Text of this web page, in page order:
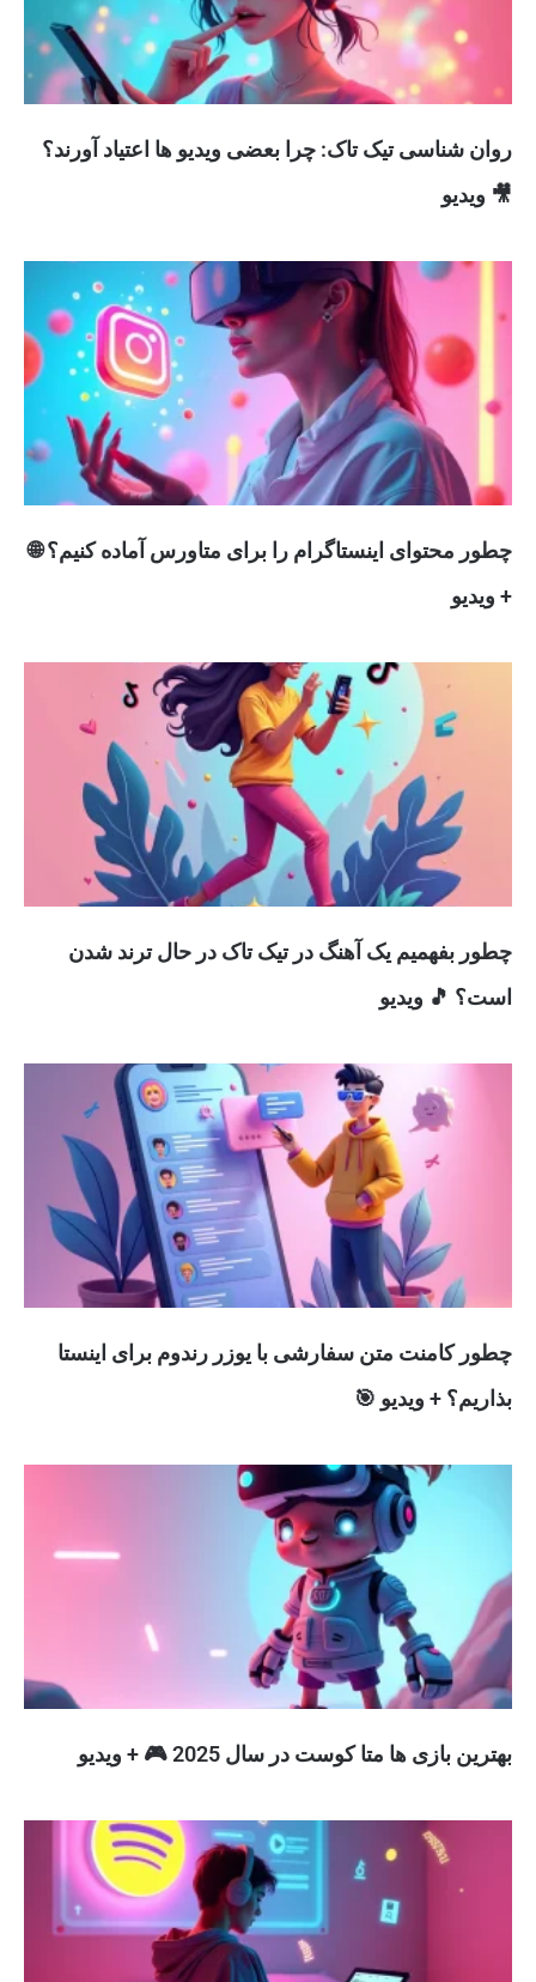
روان شناسی تیک تاک: چرا بعضی ویدیو ها اعتیاد آورند؟
🎥 ویدیو
چطور محتوای اینستاگرام را برای متاورس آماده کنیم؟ 🌐
+ ویدیو
چطور بفهمیم یک آهنگ در تیک تاک در حال ترند شدن
است؟ 🎵 ویدیو
چطور کامنت متن سفارشی با یوزر رندوم برای اینستا
بذاریم؟ + ویدیو 🎯
بهترین بازی ها متا کوست در سال 2025 🎮 + ویدیو